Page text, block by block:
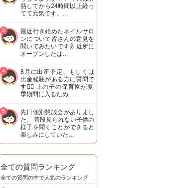
熱してから24時間以上経っ
てて元気です。…
最近行き始めたネイルサロ
ンについて皆さんの意見を
聞いてみたいです✌️ 近所に
オープンしたば…
3
8月に出産予定、もしくは
出産経験がある方に質問で
す🙋‍♀️ 上の子の保育園が夏
季期間に入るため…
4
先日個別懇談会がありまし
た。 普段見られない子供の
様子を聞くことができると
楽しみにしていた…
5
全ての質問ランキング
全ての質問の中で人気のランキング